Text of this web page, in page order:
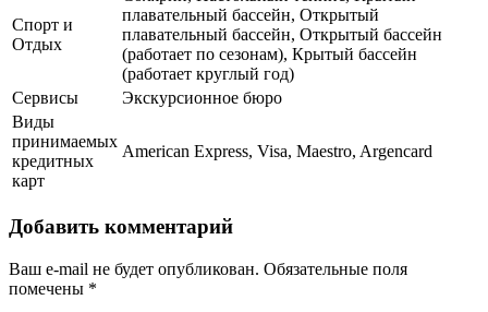
Спорт и
Отдых
плавательный бассейн, Открытый
плавательный бассейн, Открытый бассейн
(работает по сезонам), Крытый бассейн
(работает круглый год)
Сервисы
Экскурсионное бюро
Виды
принимаемых
кредитных
карт
American Express, Visa, Maestro, Argencard
Добавить комментарий
Ваш e-mail не будет опубликован. Обязательные поля
помечены *